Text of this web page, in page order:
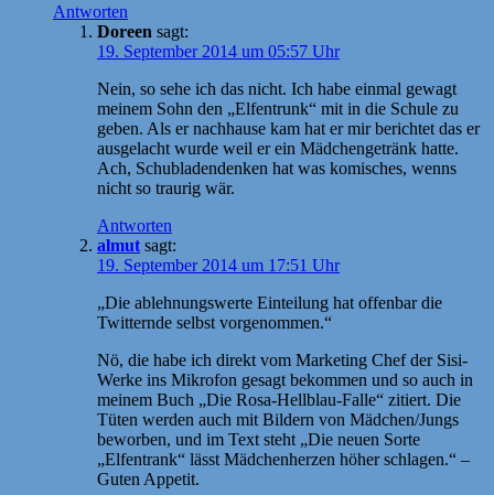
Antworten
Doreen sagt:
19. September 2014 um 05:57 Uhr
Nein, so sehe ich das nicht. Ich habe einmal gewagt
meinem Sohn den „Elfentrunk“ mit in die Schule zu
geben. Als er nachhause kam hat er mir berichtet das er
ausgelacht wurde weil er ein Mädchengetränk hatte.
Ach, Schubladendenken hat was komisches, wenns
nicht so traurig wär.
Antworten
almut sagt:
19. September 2014 um 17:51 Uhr
„Die ablehnungswerte Einteilung hat offenbar die
Twitternde selbst vorgenommen.“
Nö, die habe ich direkt vom Marketing Chef der Sisi-
Werke ins Mikrofon gesagt bekommen und so auch in
meinem Buch „Die Rosa-Hellblau-Falle“ zitiert. Die
Tüten werden auch mit Bildern von Mädchen/Jungs
beworben, und im Text steht „Die neuen Sorte
„Elfentrank“ lässt Mädchenherzen höher schlagen.“ –
Guten Appetit.